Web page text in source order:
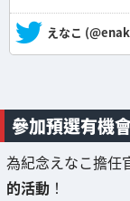
— えなこ
參加預選有機
為紀念えなこ擔任
的活動 ！